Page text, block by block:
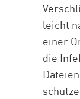
leicht
einer
die